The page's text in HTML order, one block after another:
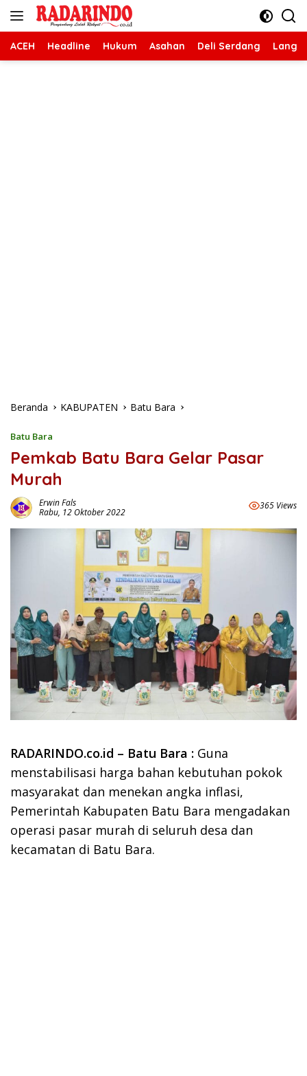
Langsung
ACEH Headline Hukum Asahan Deli Serdang
Beranda KABUPATEN Batu Bara
Batu Bara
Pemkab Batu Bara Gelar Pasar
Murah
Erwin Fals
Rabu, 12 Oktober 2022
365 Views
RADARINDO.co.id – Batu Bara : Guna
menstabilisasi harga bahan kebutuhan pokok
masyarakat dan menekan angka inflasi,
Pemerintah Kabupaten Batu Bara mengadakan
operasi pasar murah di seluruh desa dan
kecamatan di Batu Bara.